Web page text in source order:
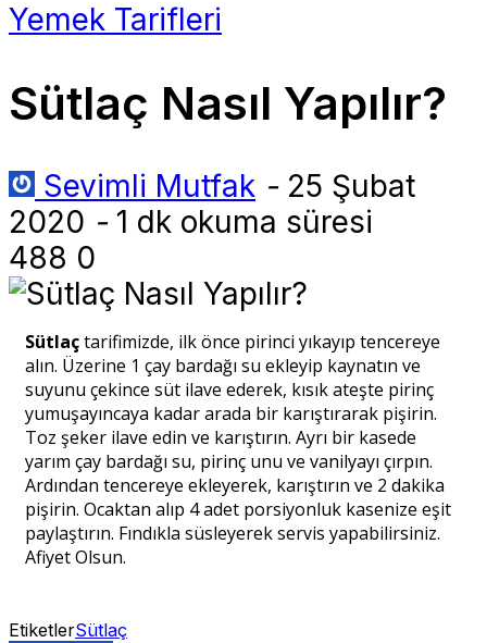
Yemek Tarifleri
Sütlaç Nasıl Yapılır?
Sevimli Mutfak - 25 Şubat
2020 -1 dk okuma süresi
488 0
Sütlaçtarifimizde, ilk önce pirinci yıkayıp tencereye
alın. Üzerine 1 çay bardağı su ekleyip kaynatın ve
suyunu çekince süt ilave ederek, kısık ateşte pirinç
yumuşayıncaya kadar arada bir karıştırarak pişirin.
Toz şeker ilave edin ve karıştırın. Ayrı bir kasede
yarım çay bardağı su, pirinç unu ve vanilyayı çırpın.
Ardından tencereye ekleyerek, karıştırın ve 2 dakika
pişirin. Ocaktan alıp 4 adet porsiyonluk kasenize eşit
paylaştırın. Fındıkla süsleyerek servis yapabilirsiniz.
Afiyet Olsun.
EtiketlerSütlaç